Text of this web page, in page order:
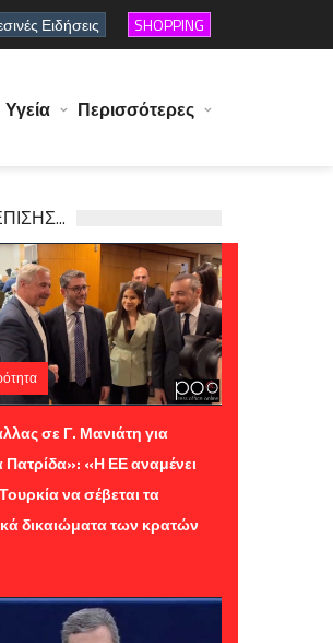
Ειδήσεις SHOPPING
Υγεία Περισσότερες
05 Αυγούστου 2026 10:38
σε Γ. Μανιάτη για
Πατρίδα»: «Η ΕΕ αναμένει
να σέβεται τα
δικαιώματα των κρατών